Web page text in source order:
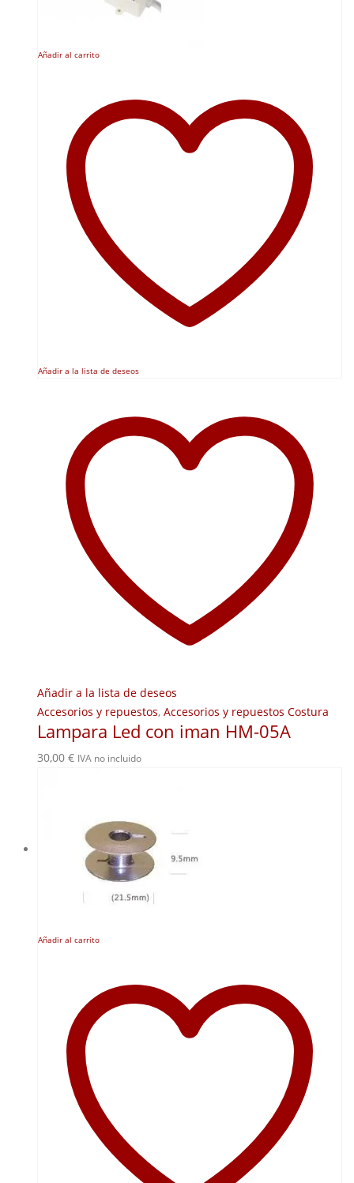
Añadir al carrito
Añadir a la lista de deseos
Añadir a la lista de deseos
Accesorios y repuestos, Accesorios y repuestos Costura
Lampara Led con iman HM-05A
30,00 € IVA no incluido
Añadir al carrito